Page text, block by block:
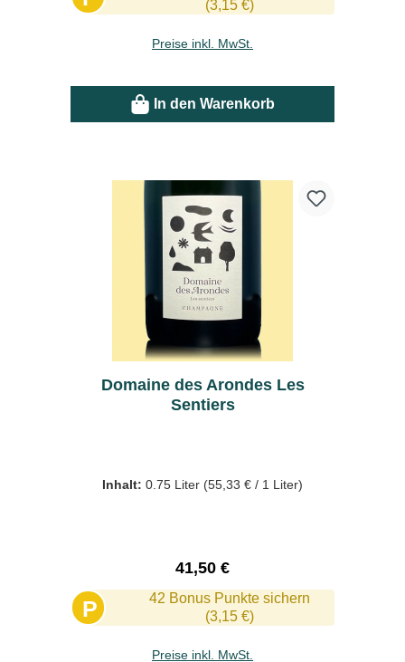
(3,15 €)
Preise inkl. MwSt.
In den Warenkorb
Domaine des Arondes Les
Sentiers
Inhalt: 0.75 Liter (55,33 € / 1 Liter)
Regulärer Preis:
41,50 €
P
42 Bonus Punkte sichern
(3,15 €)
Preise inkl. MwSt.